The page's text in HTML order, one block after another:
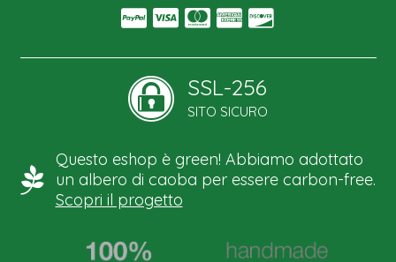
SSL-256
SITO SICURO
Questo eshop è green! Abbiamo adottato
un albero di caoba per essere carbon-free.
Scopri il progetto